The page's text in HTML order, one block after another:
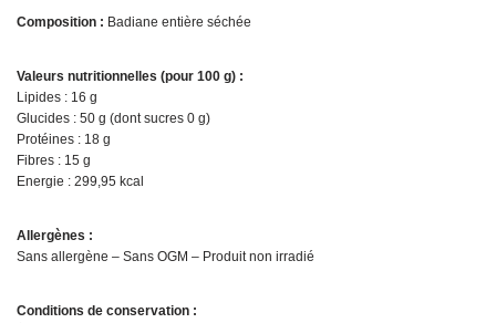
Composition : Badiane entière séchée
Valeurs nutritionnelles (pour 100 g) :
Lipides : 16 g
Glucides : 50 g (dont sucres 0 g)
Protéines : 18 g
Fibres : 15 g
Energie : 299,95 kcal
Allergènes :
Sans allergène – Sans OGM – Produit non irradié
Conditions de conservation :